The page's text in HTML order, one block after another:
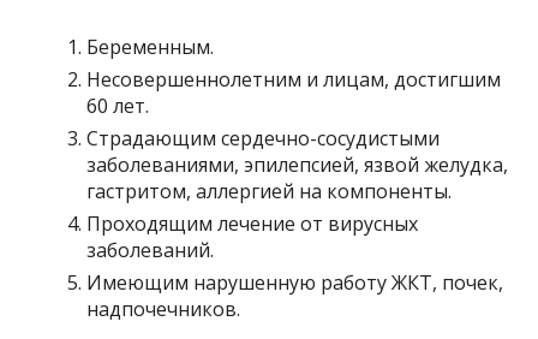
Беременным.
Несовершеннолетним и лицам, достигшим
60 лет.
Страдающим сердечно-сосудистыми
заболеваниями, эпилепсией, язвой желудка,
гастритом, аллергией на компоненты.
Проходящим лечение от вирусных
заболеваний.
Имеющим нарушенную работу ЖКТ, почек,
надпочечников.